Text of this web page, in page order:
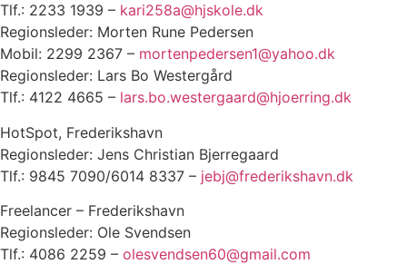
Tlf.: 2233 1939 – kari258a@hjskole.dk
Regionsleder: Morten Rune Pedersen
Mobil: 2299 2367 – mortenpedersen1@yahoo.dk
Regionsleder: Lars Bo Westergård
Tlf.: 4122 4665 – lars.bo.westergaard@hjoerring.dk
HotSpot, Frederikshavn
Regionsleder: Jens Christian Bjerregaard
Tlf.: 9845 7090/6014 8337 – jebj@frederikshavn.dk
Freelancer – Frederikshavn
Regionsleder: Ole Svendsen
Tlf.: 4086 2259 – olesvendsen60@gmail.com